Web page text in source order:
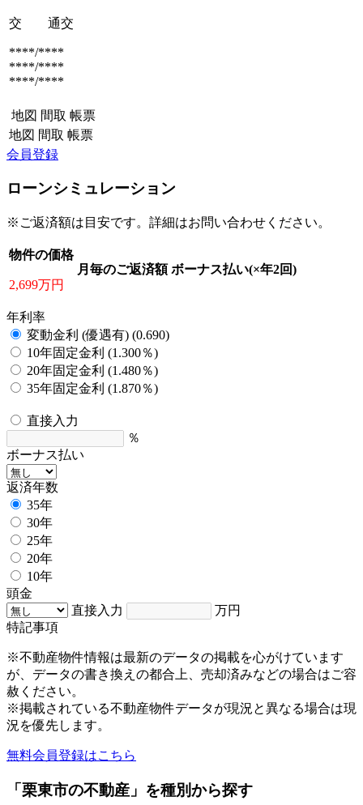
交 通交
****/****
****/****
****/****
地図 間取 帳票
地図 間取 帳票
会員登録
ローンシミュレーション
※ご返済額は目安です。詳細はお問い合わせください。
物件の価格
2,699万円
月毎のご返済額 ボーナス払い(×年2回)
年利率
変動金利 (優遇有) (0.690)
10年固定金利 (1.300％)
20年固定金利 (1.480％)
35年固定金利 (1.870％)
直接入力
％
ボーナス払い
返済年数
35年
30年
25年
20年
10年
頭金
直接入力
万円
特記事項
※不動産物件情報は最新のデータの掲載を心がけています
が、データの書き換えの都合上、売却済みなどの場合はご容
赦ください。
※掲載されている不動産物件データが現況と異なる場合は現
況を優先します。
無料会員登録はこちら
「栗東市の不動産」を種別から探す